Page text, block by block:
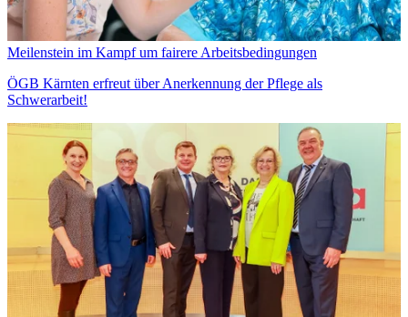
Meilenstein im Kampf um fairere Arbeitsbedingungen
ÖGB Kärnten erfreut über Anerkennung der Pflege als
Schwerarbeit!